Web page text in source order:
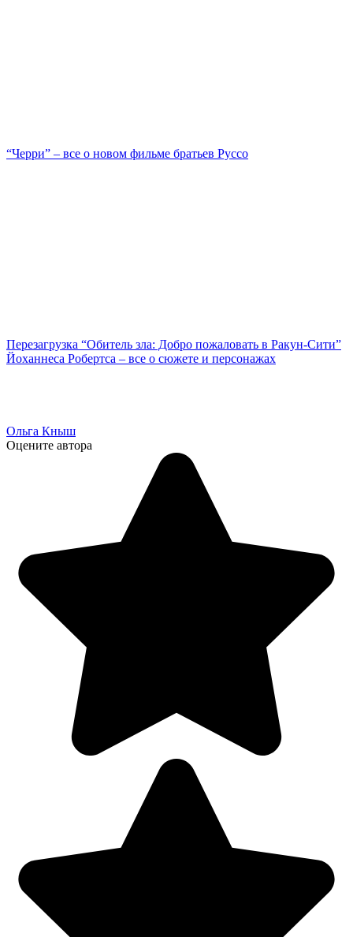
“Черри” – все о новом фильме братьев Руссо
Перезагрузка “Обитель зла: Добро пожаловать в Ракун-Сити”
Йоханнеса Робертса – все о сюжете и персонажах
Ольга Кныш
Оцените автора